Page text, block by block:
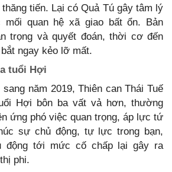
tiến. Lại có Quả Tú gây tâm lý
mối quan hệ xã giao bất ổn. Bản
trọng và quyết đoán, thời cơ đến
ngay kẻo lỡ mất.
tuổi Hợi
năm 2019, Thiên can Thái Tuế
Hợi bôn ba vất vả hơn, thường
ứng phó việc quan trọng, áp lực tứ
sự chủ động, tự lực trong bạn,
động tới mức cố chấp lại gây ra
phi.